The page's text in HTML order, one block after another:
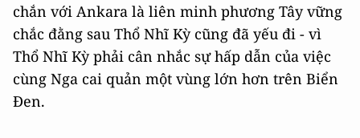
chắn với Ankara là liên minh phương Tây vững
chắc đằng sau Thổ Nhĩ Kỳ cũng đã yếu đi - vì
Thổ Nhĩ Kỳ phải cân nhắc sự hấp dẫn của việc
cùng Nga cai quản một vùng lớn hơn trên Biển
Đen.